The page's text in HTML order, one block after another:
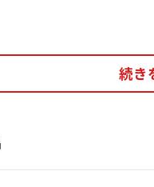
続き